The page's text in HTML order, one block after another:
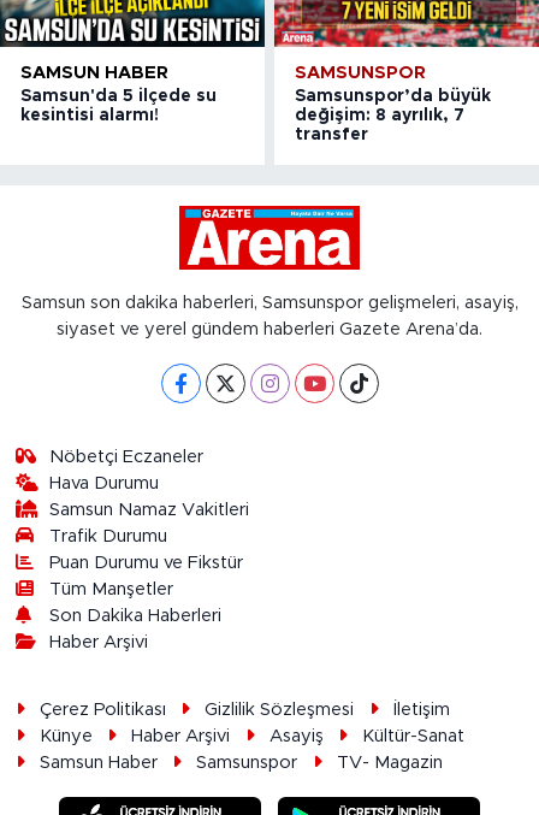
SAMSUN HABER
Samsun'da 5 ilçede su
kesintisi alarmı!
SAMSUNSPOR
Samsunspor’da büyük
değişim: 8 ayrılık, 7
transfer
Samsun son dakika haberleri, Samsunspor gelişmeleri, asayiş,
siyaset ve yerel gündem haberleri Gazete Arena’da.
Nöbetçi Eczaneler
Hava Durumu
Samsun Namaz Vakitleri
Trafik Durumu
Puan Durumu ve Fikstür
Tüm Manşetler
Son Dakika Haberleri
Haber Arşivi
Çerez Politikası Gizlilik Sözleşmesi
İletişim
Künye
Haber Arşivi Asayiş
Kültür-Sanat
Samsun Haber
Samsunspor TV- Magazin